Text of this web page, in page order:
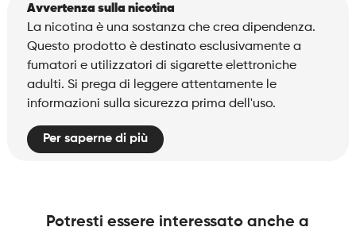
Avvertenza sulla nicotina
La nicotina è una sostanza che crea dipendenza.
Questo prodotto è destinato esclusivamente a
fumatori e utilizzatori di sigarette elettroniche
adulti. Si prega di leggere attentamente le
informazioni sulla sicurezza prima dell'uso.
Per saperne di più
Potresti essere interessato anche a